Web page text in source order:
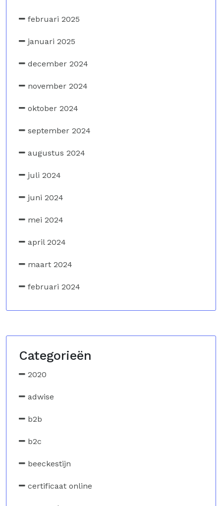
februari 2025
januari 2025
december 2024
november 2024
oktober 2024
september 2024
augustus 2024
juli 2024
juni 2024
mei 2024
april 2024
maart 2024
februari 2024
Categorieën
2020
adwise
b2b
b2c
beeckestijn
certificaat online